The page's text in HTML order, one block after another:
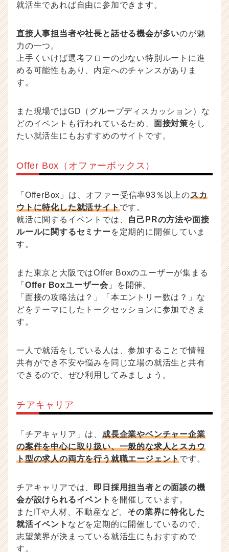
就活生であれば自由に参加できます。
直接人事担当者や社長と話せる機会が多いのが魅
力の一つ。
上手くいけば選考フローの少ない特別ルートに進
める可能性もあり、内定へのチャンスがありま
す。
また現場ではGD（グループディスカッション）な
どのイベントも行われているため、 面接対策をし
たい就活生にもおすすめのサイトです。
Offer Box（オファーボックス）
「OfferBox」は、オファー受信率93％以上のスカ
ウトに特化した就活サイトです。
就活に関するイベントでは、 自己PRの方法や面接
ルールに関するセミナーを定期的に開催していま
す。
また東京と大阪ではOffer Boxのユーザーが集まる
「 Offer Boxユーザー会 」を開催。
「面接の攻略法は？」「本エントリー数は？」な
どをテーマにしたトークセッションに参加できま
す。
一人で就活をしている人は、参加することで情報
共有ができ不安や悩みを同じ立場の就活生と共有
できるので、ぜひ利用してみましょう。
チアキャリア
「チアキャリア」は、 成長企業やベンチャー企業
の案件を中心に取り扱い、一般的な求人とスカウ
ト型の求人の両方を行う就職エージェントです。
チアキャリアでは、
即日採用担当者との面談の機
会が設けられるイベント を開催しています。
またITや人材、不動産など、 その業界に特化した
就活イベント などを定期的に開催しているので、
志望業界が決まっている就活生にもおすすめで
す。